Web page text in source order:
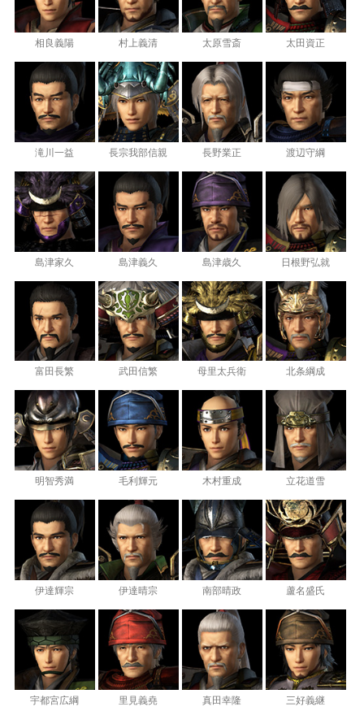
相良義陽 村上義清 太原雪斎 太田資正
滝川一益 長宗我部信親 長野業正 渡辺守綱
島津家久 島津義久 島津歳久 日根野弘就
富田長繁 武田信繁 母里太兵衛 北条綱成
明智秀満 毛利輝元 木村重成 立花道雪
伊達輝宗 伊達晴宗 南部晴政 蘆名盛氏
宇都宮広綱 里見義堯 真田幸隆 三好義継